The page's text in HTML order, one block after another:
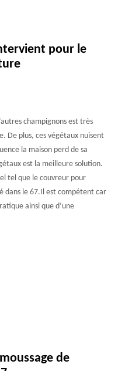
pour le
champignons est très
De plus, ces végétaux nuisent
la maison perd de sa
est la meilleure solution.
tel que le couvreur pour
dans le 67.Il est compétent car
ainsi que d’une
de